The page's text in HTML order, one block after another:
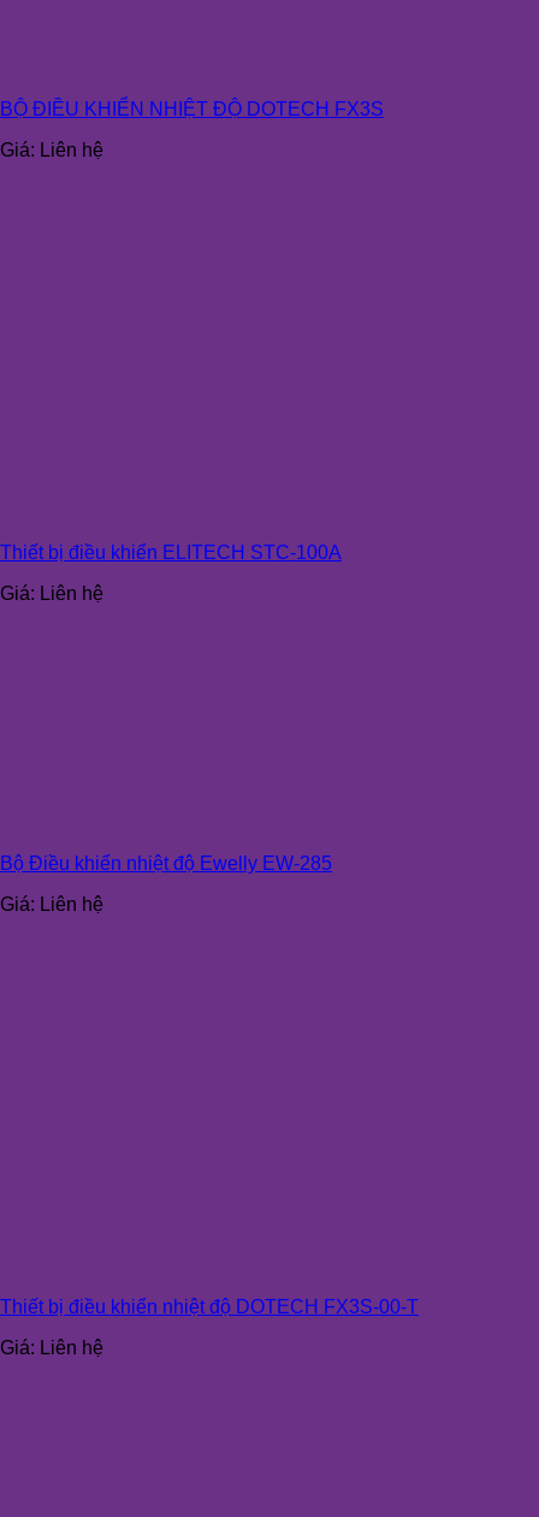
BỘ ĐIỀU KHIỂN NHIỆT ĐỘ DOTECH FX3S
Giá: Liên hệ
Thiết bị điều khiển ELITECH STC-100A
Giá: Liên hệ
Bộ Điều khiển nhiệt độ Ewelly EW-285
Giá: Liên hệ
Thiết bị điều khiển nhiệt độ DOTECH FX3S-00-T
Giá: Liên hệ